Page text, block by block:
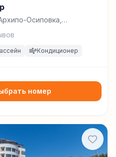
Осиповка,
Кондиционер
номер